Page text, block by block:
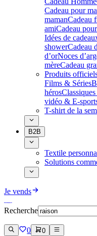
Cadeau pour
mamanCadeau
amiCadeau
Idées de
showerCadeau
d’orNoces
mèreCadeau
Produits
Films & Séries
héros
vidéo & E-
T-shirt de la
B2B
Textile
Solutions
Je vends
Recherche
0 0